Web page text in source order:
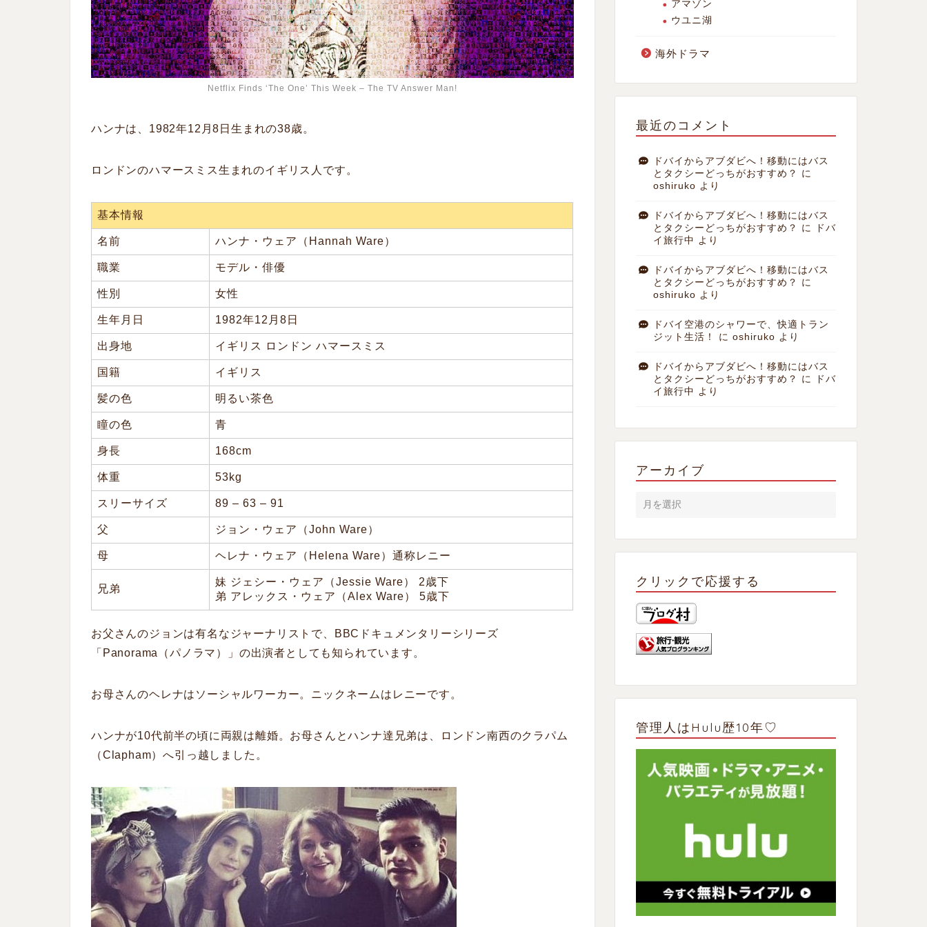
Netflix Finds ‘The One’ This Week – The TV Answer Man!
ハンナは、 1982年12 月8 日生まれの38歳。
ロンドンのハマースミス生まれのイギリス人です。
基本情報
名前 ハンナ・ウェア（Hannah Ware）
職業 モデル・俳優
性別 女性
生年月日 1982年12月8日
出身地 イギリス ロンドン ハマースミス
国籍 イギリス
髪の色 明るい茶色
瞳の色 青
身長 168cm
体重 53kg
スリーサイズ 89 – 63 – 91
父 ジョン・ウェア（John Ware）
母 ヘレナ・ウェア（Helena Ware）通称レニー
兄弟
妹 ジェシー・ウェア（Jessie Ware） 2歳下
弟 アレックス・ウェア（Alex Ware） 5歳下
お父さんのジョンは有名なジャーナリストで、 BBC ドキュメンタリーシリーズ
「 Panorama （パノラマ）」の出演者としても知られています。
お母さんのヘレナはソーシャルワーカー。ニックネームはレニーです。
ハンナが10代前半の頃に両親は離婚。お母さんとハンナ達兄弟は、ロンドン南西のクラパム
（Clapham）へ引っ越しました。
アマゾン
ウユニ湖
海外ドラマ
最近のコメント
ドバイからアブダビへ！移動にはバス
とタクシーどっちがおすすめ？
に
oshiruko より
ドバイからアブダビへ！移動にはバス
とタクシーどっちがおすすめ？
に
ドバ
イ旅行中 より
ドバイからアブダビへ！移動にはバス
とタクシーどっちがおすすめ？
に
oshiruko より
ドバイ空港のシャワーで、快適トラン
ジット生活！
に oshiruko より
ドバイからアブダビへ！移動にはバス
とタクシーどっちがおすすめ？
に
ドバ
イ旅行中 より
アーカイブ
クリックで応援する
管理人はHulu歴10年♡